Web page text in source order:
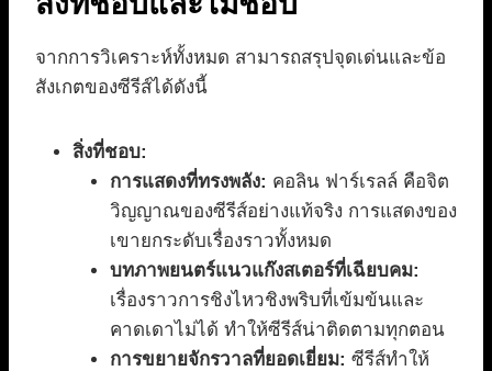
จากการวิเคราะห์ทั้งหมด สามารถสรุปจุดเด่นและข้อ
สังเกตของซีรีส์ได้ดังนี้
สิ่งที่ชอบ:
การแสดงที่ทรงพลัง: คอลิน ฟาร์เรลล์ คือจิต
วิญญาณของซีรีส์อย่างแท้จริง การแสดงของ
เขายกระดับเรื่องราวทั้งหมด
บทภาพยนตร์แนวแก๊งสเตอร์ที่เฉียบคม:
เรื่องราวการชิงไหวชิงพริบที่เข้มข้นและ
คาดเดาไม่ได้ ทำให้ซีรีส์น่าติดตามทุกตอน
การขยายจักรวาลที่ยอดเยี่ยม: ซีรีส์ทำให้